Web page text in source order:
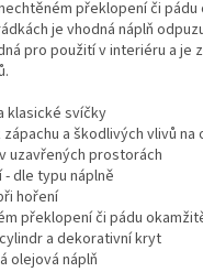
překlopení či pádu
je vhodná náplň
pro použití v interiéru a
klasické svíčky
a škodlivých vlivů na
uzavřených prostorách
dle typu náplně
hoření
překlopení či pádu
a dekorativní kryt
olejová náplň